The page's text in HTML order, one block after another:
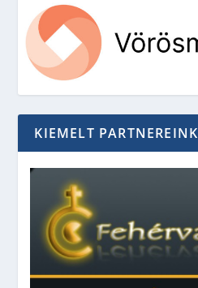
KIEMELT PARTNEREINK